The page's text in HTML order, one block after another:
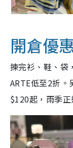
開倉優
揀完衫、鞋、袋
ARTE低至2折
$120起，雨季正